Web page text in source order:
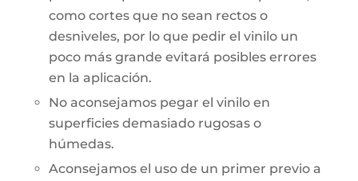
como cortes que no sean rectos o
desniveles, por lo que pedir el vinilo un
poco más grande evitará posibles errores
en la aplicación.
No aconsejamos pegar el vinilo en
superficies demasiado rugosas o
húmedas.
Aconsejamos el uso de un primer previo a